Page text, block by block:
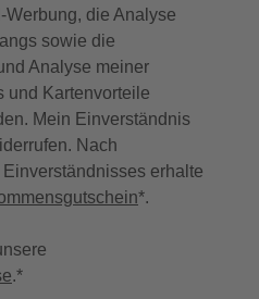
Werbung, die Analyse
sowie die
Analyse meiner
und Kartenvorteile
Mein Einverständnis
Nach
erhalte
*.
.